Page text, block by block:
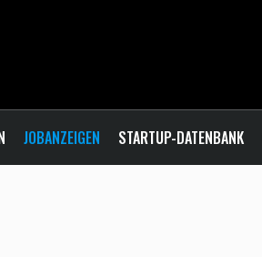
JOBANZEIGEN STARTUP-DATENBANK